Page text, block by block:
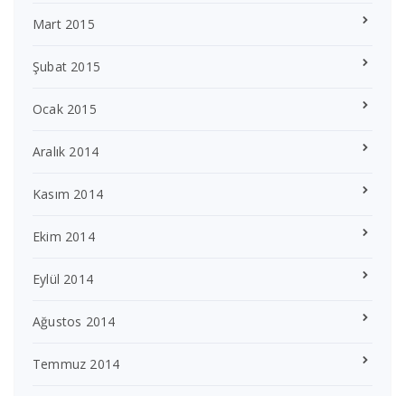
Mart 2015
Şubat 2015
Ocak 2015
Aralık 2014
Kasım 2014
Ekim 2014
Eylül 2014
Ağustos 2014
Temmuz 2014